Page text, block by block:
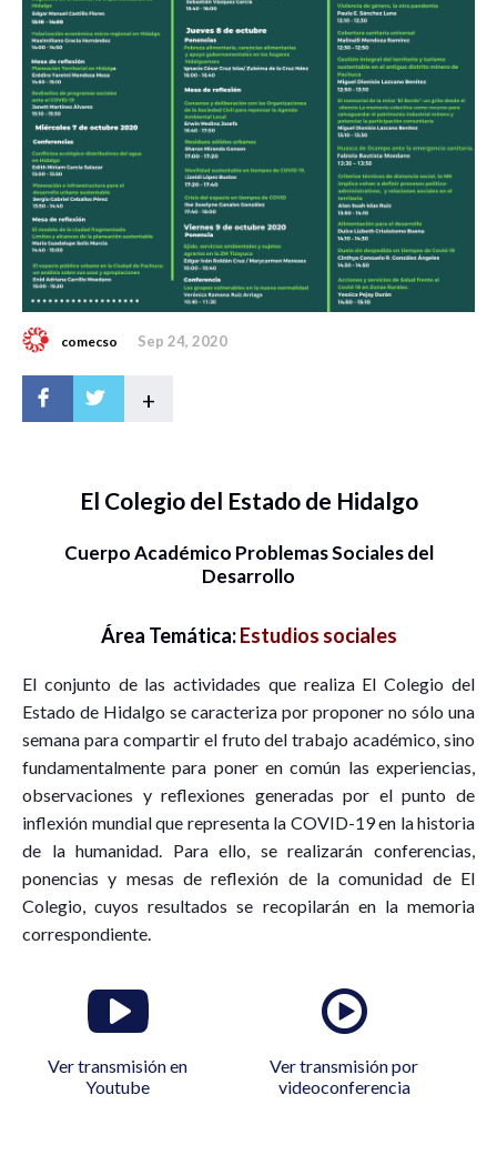
comecso Sep 24, 2020
+
El Colegio del Estado de Hidalgo
Cuerpo Académico Problemas Sociales del
Desarrollo
Área Temática:Estudios sociales
El conjunto de las actividades que realiza El Colegio del
Estado de Hidalgo se caracteriza por proponer no sólo una
semana para compartir el fruto del trabajo académico, sino
fundamentalmente para poner en común las experiencias,
observaciones y reflexiones generadas por el punto de
inflexión mundial que representa la COVID-19 en la historia
de la humanidad. Para ello, se realizarán conferencias,
ponencias y mesas de reflexión de la comunidad de El
Colegio, cuyos resultados se recopilarán en la memoria
correspondiente.
Ver transmisión en
Youtube
Ver transmisión por
videoconferencia